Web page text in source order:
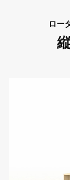
ロー